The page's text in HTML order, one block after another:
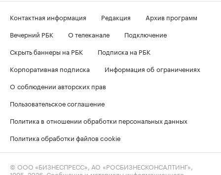
Контактная информация Редакция
Архив программ
Вечерний РБК
О телеканале
Подключение
Скрыть баннеры на РБК
Подписка на РБК
Корпоративная подписка
Информация об ограничениях
О соблюдении авторских прав
Пользовательское соглашение
Политика в отношении обработки персональных данных
Политика обработки файлов cookie
© ООО «БИЗНЕСПРЕСС», АО «РОСБИЗНЕСКОНСАЛТИНГ»,